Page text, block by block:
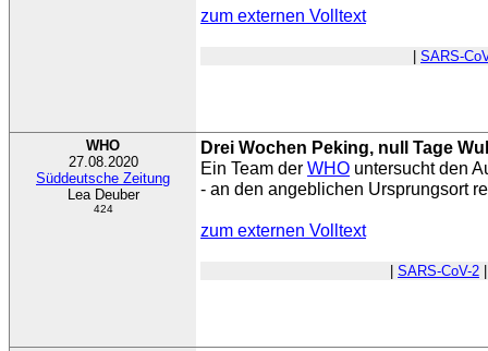
zum externen Volltext
SARS-
WHO
27.08.2020
Süddeutsche Zeitung
Lea Deuber
424
Drei Wochen Peking, null Tage
Ein Team der WHO untersucht den
- an den angeblichen Ursprungsort
zum externen Volltext
SARS-CoV-2